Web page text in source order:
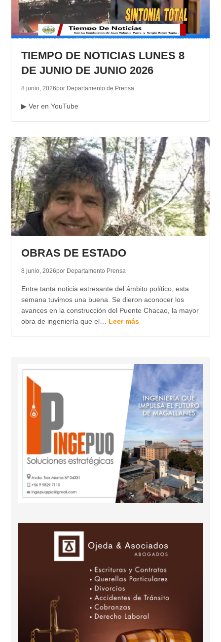
TIEMPO DE NOTICIAS LUNES 8
DE JUNIO DE JUNIO 2026
8 junio, 2026por Departamento de Prensa
▶ Ver en YouTube
OBRAS DE ESTADO
8 junio, 2026por Departamento Prensa
Entre tanta noticia estresante del ámbito político, esta
semana tuvimos una buena. Se dieron aconocer los
avances en la construcción del Puente Chacao, la mayor
obra de ingeniería que el… Leer más